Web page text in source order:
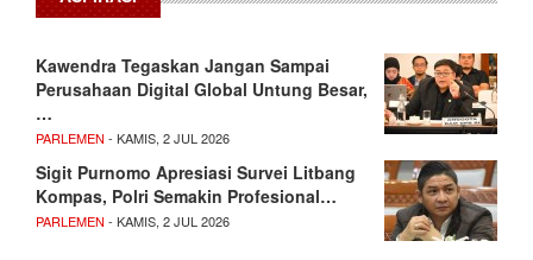
Kawendra Tegaskan Jangan Sampai
Perusahaan Digital Global Untung Besar,
…
PARLEMEN - KAMIS, 2 JUL 2026
Sigit Purnomo Apresiasi Survei Litbang
Kompas, Polri Semakin Profesional…
PARLEMEN - KAMIS, 2 JUL 2026